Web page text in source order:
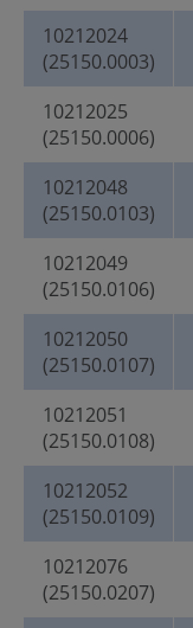
10212024
(25150.0003)
10212025
(25150.0006)
10212048
(25150.0103)
10212049
(25150.0106)
10212050
(25150.0107)
10212051
(25150.0108)
10212052
(25150.0109)
10212076
(25150.0207)